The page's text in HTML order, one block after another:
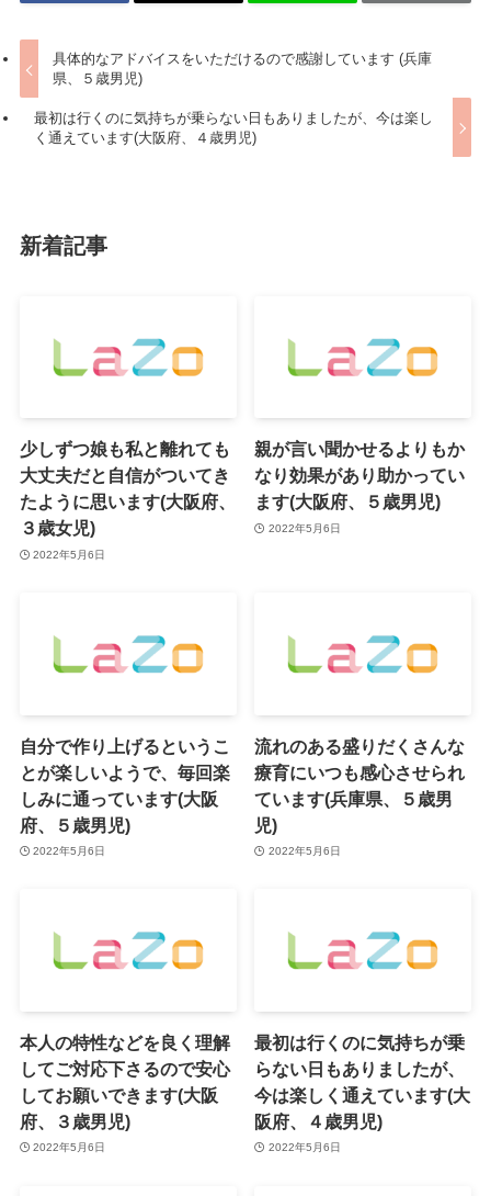
具体的なアドバイスをいただけるので感謝しています (兵庫
県、５歳男児)
最初は行くのに気持ちが乗らない日もありましたが、今は楽し
く通えています(大阪府、４歳男児)
新着記事
少しずつ娘も私と離れても
大丈夫だと自信がついてき
たように思います(大阪府、
３歳女児)
2022年5月6日
親が言い聞かせるよりもか
なり効果があり助かってい
ます(大阪府、５歳男児)
2022年5月6日
自分で作り上げるというこ
とが楽しいようで、毎回楽
しみに通っています(大阪
府、５歳男児)
2022年5月6日
流れのある盛りだくさんな
療育にいつも感心させられ
ています(兵庫県、５歳男
児)
2022年5月6日
本人の特性などを良く理解
してご対応下さるので安心
してお願いできます(大阪
府、３歳男児)
2022年5月6日
最初は行くのに気持ちが乗
らない日もありましたが、
今は楽しく通えています(大
阪府、４歳男児)
2022年5月6日